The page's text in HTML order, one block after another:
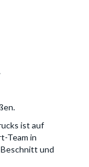
ist auf
Team in
und